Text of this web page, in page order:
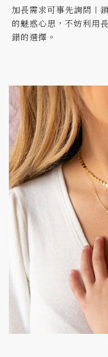
加長需求可事先詢問〡
的魅惑心思，不妨利用
錯的選擇。